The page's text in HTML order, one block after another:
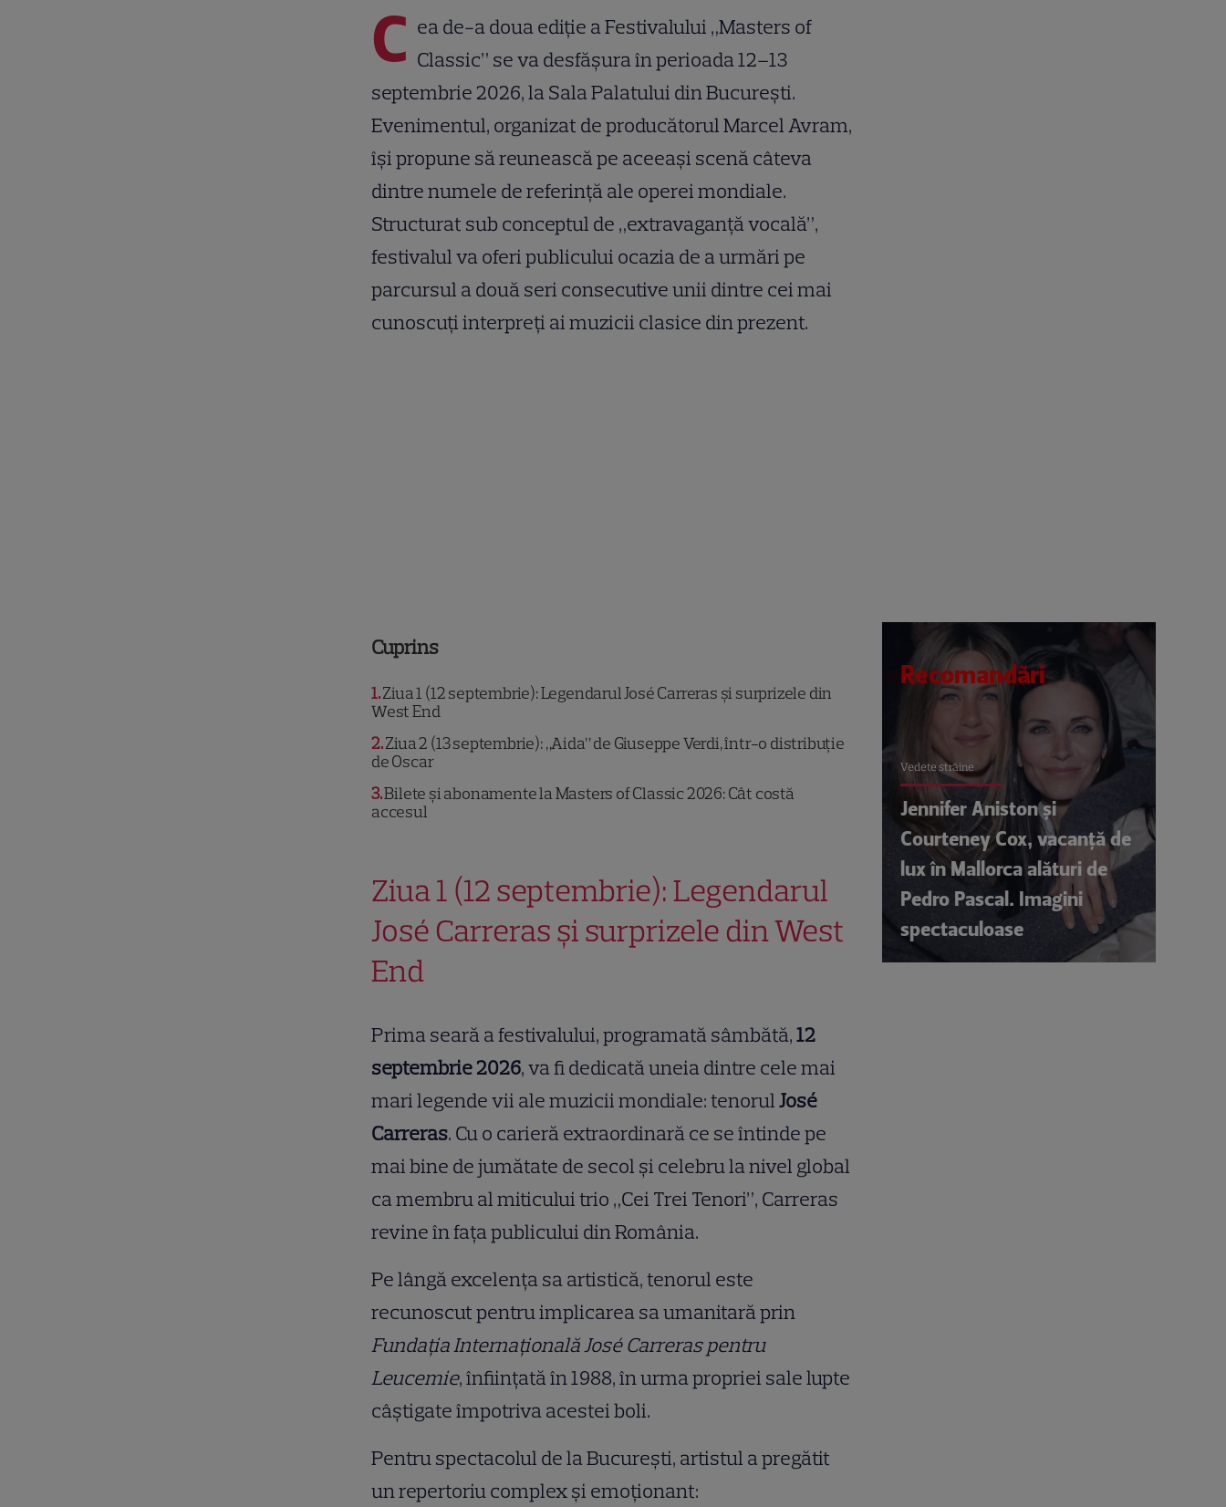
C ea de-a doua ediție a Festivalului „Masters of
Classic” se va desfășura în perioada 12–13
septembrie 2026, la Sala Palatului din București.
Evenimentul, organizat de producătorul Marcel Avram,
își propune să reunească pe aceeași scenă câteva
dintre numele de referință ale operei mondiale.
Structurat sub conceptul de „extravaganță vocală”,
festivalul va oferi publicului ocazia de a urmări pe
parcursul a două seri consecutive unii dintre cei mai
cunoscuți interpreți ai muzicii clasice din prezent.
Cuprins
1Ziua 1 (12 septembrie): Legendarul José Carreras și surprizele din
West End
2Ziua 2 (13 septembrie): „Aida” de Giuseppe Verdi, într-o distribuție
de Oscar
3Bilete și abonamente la Masters of Classic 2026: Cât costă
accesul
Ziua 1 (12 septembrie): Legendarul
José Carreras și surprizele din West
End
Prima seară a festivalului, programată sâmbătă,12
septembrie 2026, va fi dedicată uneia dintre cele mai
mari legende vii ale muzicii mondiale: tenorulJosé
Carreras. Cu o carieră extraordinară ce se întinde pe
mai bine de jumătate de secol și celebru la nivel global
ca membru al miticului trio „Cei Trei Tenori”, Carreras
revine în fața publicului din România.
Pe lângă excelența sa artistică, tenorul este
recunoscut pentru implicarea sa umanitară prin
Fundația Internațională José Carreras pentru
Leucemie, înființată în 1988, în urma propriei sale lupte
câștigate împotriva acestei boli.
Pentru spectacolul de la București, artistul a pregătit
un repertoriu complex și emoționant:
Recomandări
Vedete străine
Jennifer Aniston și
Courteney Cox, vacanță de
lux în Mallorca alături de
Pedro Pascal. Imagini
spectaculoase